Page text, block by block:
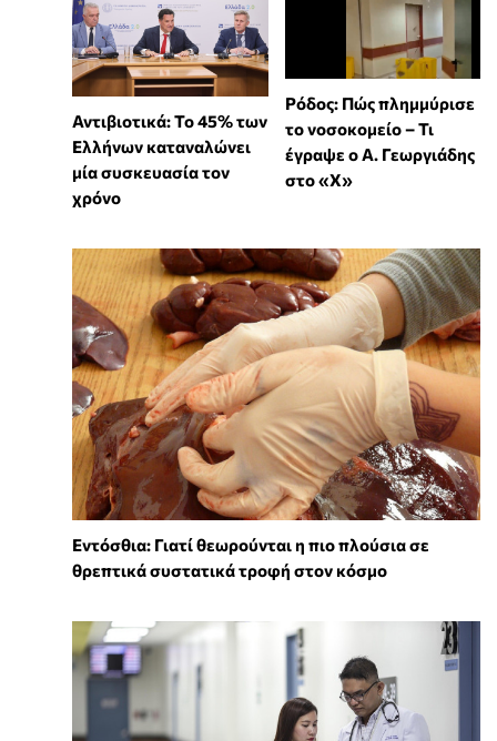
Αντιβιοτικά: Το 45% των
Ελλήνων καταναλώνει
μία συσκευασία τον
χρόνο
Ρόδος: Πώς πλημμύρισε
το νοσοκομείο – Τι
έγραψε ο Α. Γεωργιάδης
στο «X»
Εντόσθια: Γιατί θεωρούνται η πιο πλούσια σε
θρεπτικά συστατικά τροφή στον κόσμο